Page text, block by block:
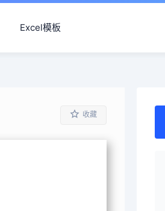
Excel模板
收藏